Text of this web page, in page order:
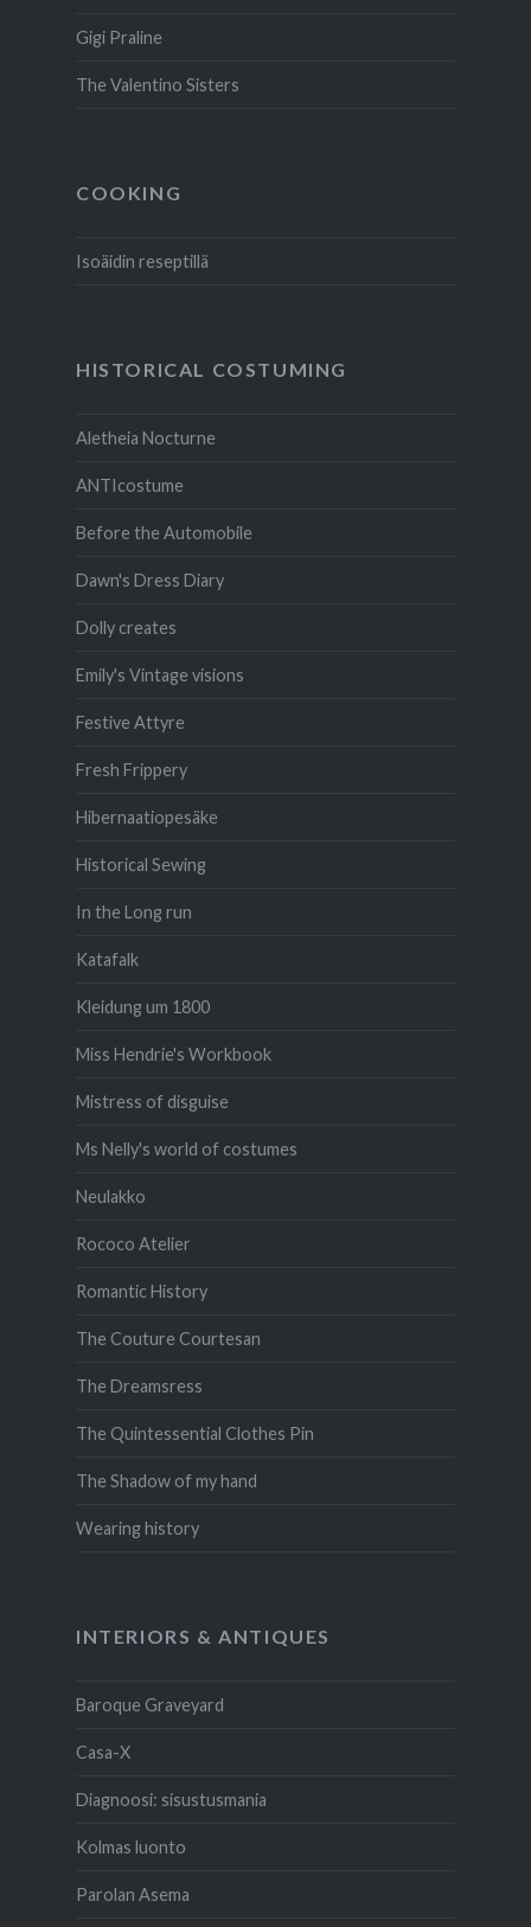
Gigi Praline
The Valentino Sisters
COOKING
Isoäidin reseptillä
HISTORICAL COSTUMING
Aletheia Nocturne
ANTIcostume
Before the Automobile
Dawn's Dress Diary
Dolly creates
Emily's Vintage visions
Festive Attyre
Fresh Frippery
Hibernaatiopesäke
Historical Sewing
In the Long run
Katafalk
Kleidung um 1800
Miss Hendrie's Workbook
Mistress of disguise
Ms Nelly's world of costumes
Neulakko
Rococo Atelier
Romantic History
The Couture Courtesan
The Dreamsress
The Quintessential Clothes Pin
The Shadow of my hand
Wearing history
INTERIORS & ANTIQUES
Baroque Graveyard
Casa-X
Diagnoosi: sisustusmania
Kolmas luonto
Parolan Asema